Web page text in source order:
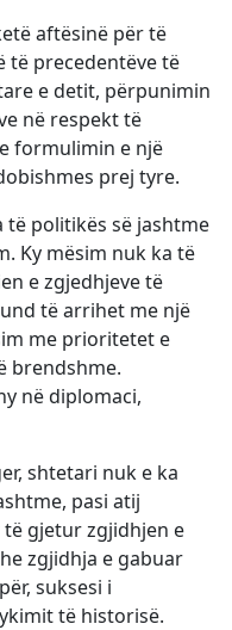
aftësinë për të
të precedentëve të
e detit, përpunimin
në respekt të
formulimin e një
prej tyre.
politikës së jashtme
Ky mësim nuk ka të
e zgjedhjeve të
të arrihet me një
me prioritetet e
brendshme.
në diplomaci,
shtetari nuk e ka
pasi atij
gjetur zgjidhjen e
zgjidhja e gabuar
suksesi i
të historisë.